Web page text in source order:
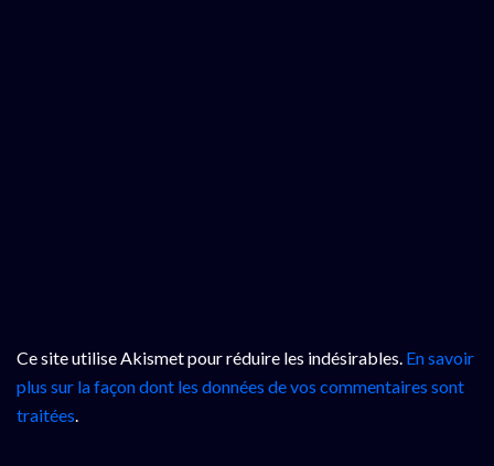
Ce site utilise Akismet pour réduire les indésirables. En savoir
plus sur la façon dont les données de vos commentaires sont
traitées.